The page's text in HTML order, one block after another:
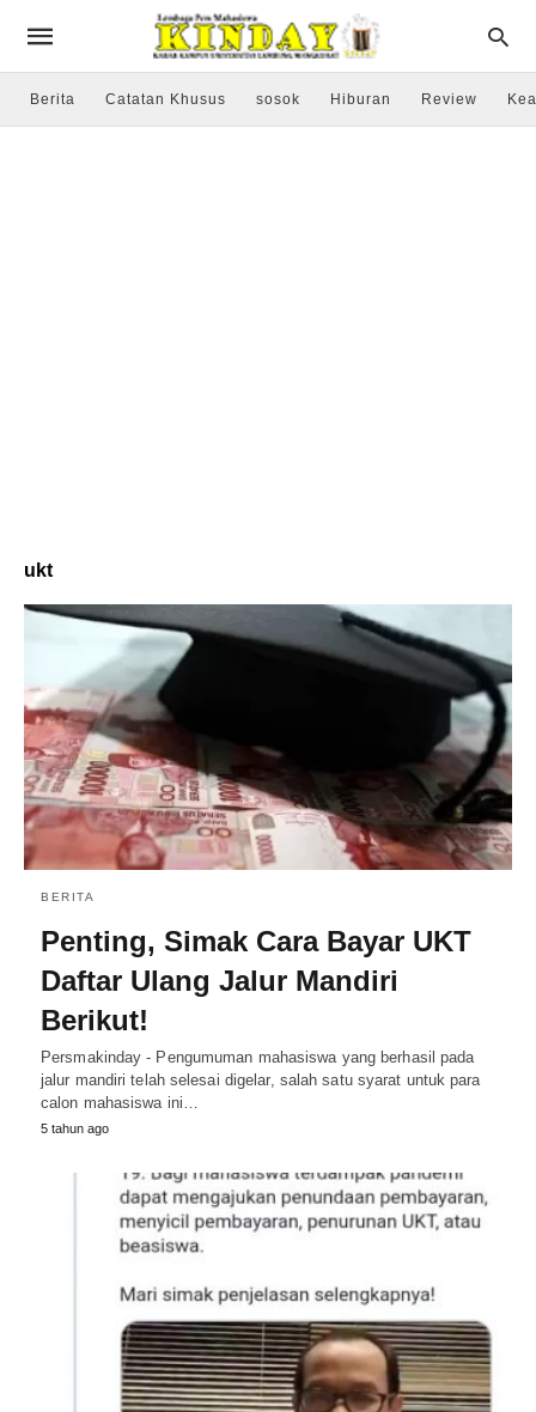
Berita Catatan Khusus sosok Hiburan Review
ukt
BERITA
Penting, Simak Cara Bayar UKT
Daftar Ulang Jalur Mandiri
Berikut!
Persmakinday - Pengumuman mahasiswa yang berhasil pada
jalur mandiri telah selesai digelar, salah satu syarat untuk para
calon mahasiswa ini…
5 tahun ago